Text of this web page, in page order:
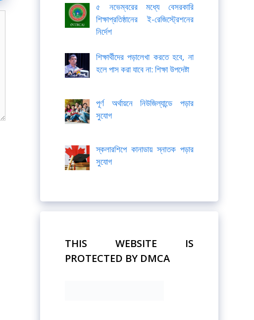
৫ নভেম্বরের মধ্যে বেসরকারি
শিক্ষাপ্রতিষ্ঠানের ই-রেজিস্ট্রেশনের
নির্দেশ
শিক্ষার্থীদের পড়ালেখা করতে হবে, না
হলে পাস করা যাবে না: শিক্ষা উপদেষ্টা
পূর্ণ অর্থায়নে নিউজিল্যান্ডে পড়ার
সুযোগ
স্কলারশিপে কানাডায় স্নাতক পড়ার
সুযোগ
THIS WEBSITE IS
PROTECTED BY DMCA